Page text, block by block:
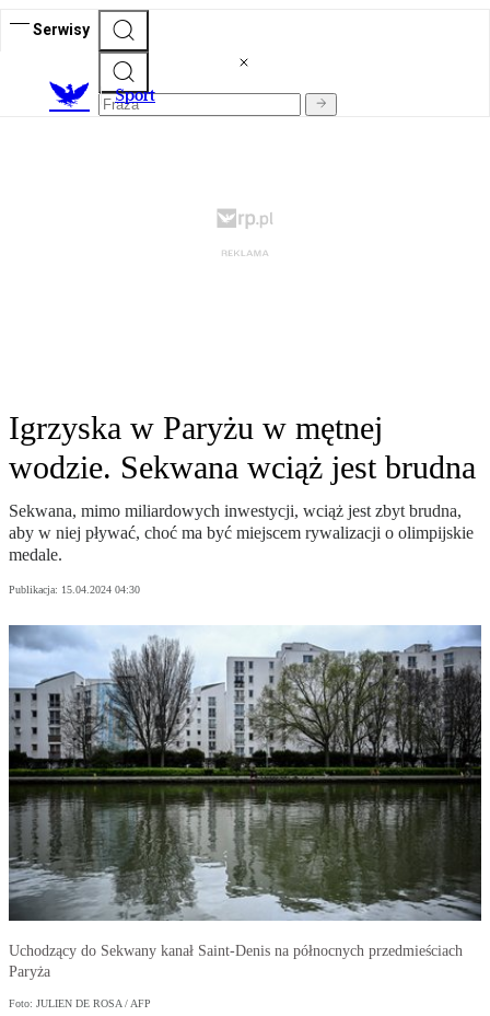
Serwisy
Sport
Igrzyska w Paryżu w mętnej
wodzie. Sekwana wciąż jest brudna
Sekwana, mimo miliardowych inwestycji, wciąż jest zbyt brudna,
aby w niej pływać, choć ma być miejscem rywalizacji o olimpijskie
medale.
Publikacja: 15.04.2024 04:30
Uchodzący do Sekwany kanał Saint-Denis na północnych przedmieściach
Paryża
Foto: JULIEN DE ROSA / AFP